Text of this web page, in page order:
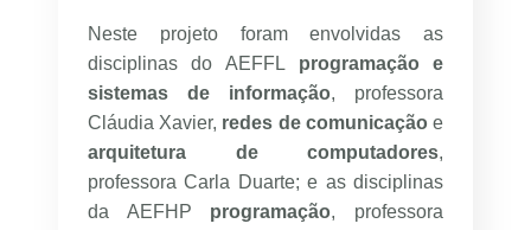
Neste projeto foram envolvidas as
disciplinas do AEFFL programação e
sistemas de informação, professora
Cláudia Xavier, redes de comunicação e
arquitetura de computadores,
professora Carla Duarte; e as disciplinas
da AEFHP programação, professora